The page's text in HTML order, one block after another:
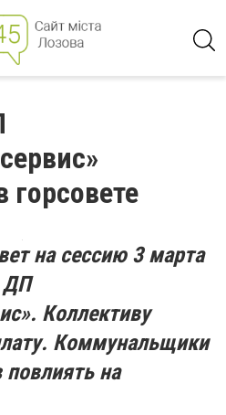
горсовете
на сессию 3 марта
ДП
». Коллективу
Коммунальщики
повлиять на